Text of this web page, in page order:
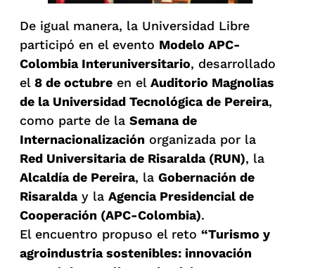
De igual manera, la Universidad Libre
participó en el evento Modelo APC-
Colombia Interuniversitario, desarrollado
el 8 de octubre en el Auditorio Magnolias
de la Universidad Tecnológica de Pereira,
como parte de la Semana de
Internacionalización organizada por la
Red Universitaria de Risaralda (RUN), la
Alcaldía de Pereira, la Gobernación de
Risaralday la Agencia Presidencial de
Cooperación (APC-Colombia).
El encuentro propuso el reto “Turismo y
agroindustria sostenibles: innovación